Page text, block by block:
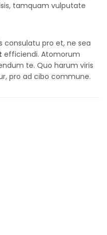
tamquam vulputate
consulatu pro et, ne sea
efficiendi. Atomorum
te. Quo harum viris
pro ad cibo commune.